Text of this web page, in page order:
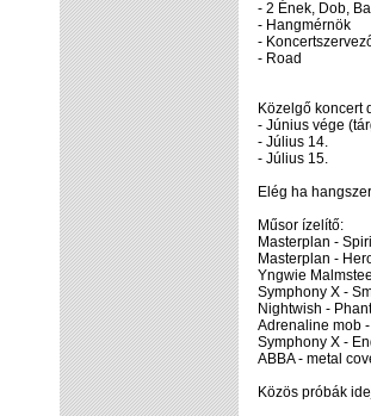
- 2 Ének, Dob,
- Hangmérnök
-
- Road
Közelgő koncert
- Június vége
- Július 14.
- Július 15.
Elég ha
Műsor ízelítő:
Masterplan -
Masterplan -
Yngwie
Symphony X -
Nightwish -
Adrenaline mob
Symphony X -
ABBA - metal
Közös próbák